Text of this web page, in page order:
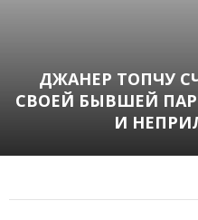
ДЖАНЕР ТОПЧУ
СВОЕЙ БЫВШЕЙ
И